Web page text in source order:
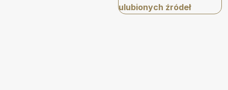
ulubionych źródeł